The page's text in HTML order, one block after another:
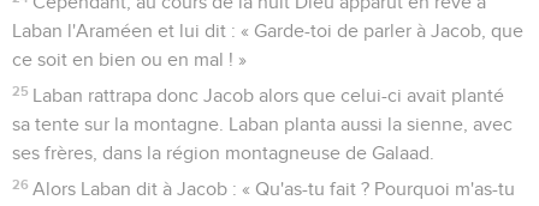
Laban l'Araméen et lui dit : « Garde-toi de parler à Jacob, que
ce soit en bien ou en mal ! »
25 Laban rattrapa donc Jacob alors que celui-ci avait planté
sa tente sur la montagne. Laban planta aussi la sienne, avec
ses frères, dans la région montagneuse de Galaad.
26 Alors Laban dit à Jacob : « Qu'as-tu fait ? Pourquoi m'as-tu